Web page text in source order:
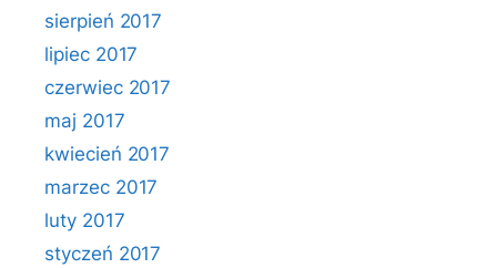
sierpień 2017
lipiec 2017
czerwiec 2017
maj 2017
kwiecień 2017
marzec 2017
luty 2017
styczeń 2017